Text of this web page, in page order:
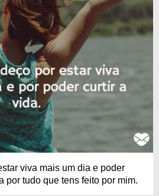
viva mais um dia e poder
por tudo que tens feito por mim.